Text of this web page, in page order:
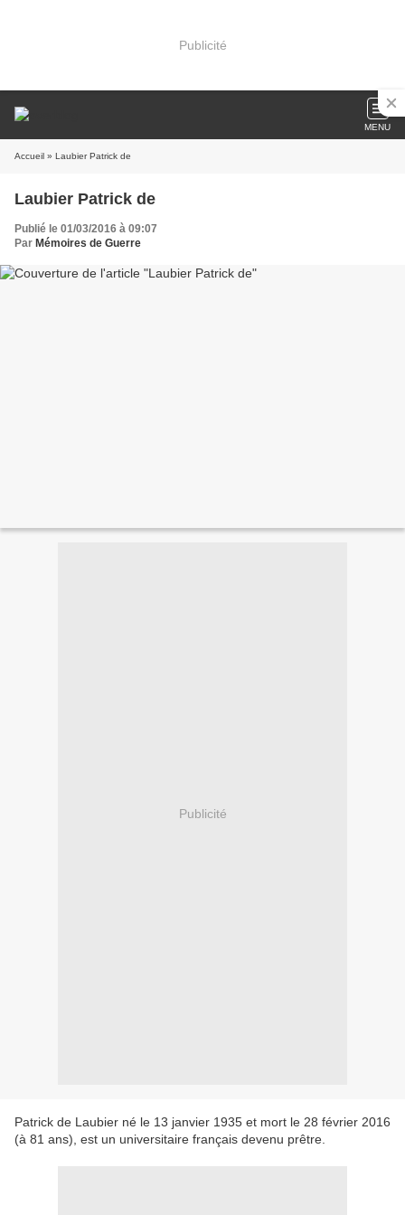
Publicité
MENU
Accueil » Laubier Patrick de
Laubier Patrick de
Publié le 01/03/2016 à 09:07
Par Mémoires de Guerre
Publicité
Patrick de Laubier né le 13 janvier 1935 et mort le 28 février 2016
(à 81 ans), est un universitaire français devenu prêtre.